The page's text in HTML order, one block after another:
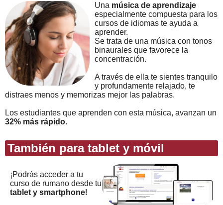
Una música de aprendizaje
especialmente compuesta para los
cursos de idiomas te ayuda a
aprender.
Se trata de una música con tonos
binaurales que favorece la
concentración.
A través de ella te sientes tranquilo
y profundamente relajado, te
distraes menos y memorizas mejor las palabras.
Los estudiantes que aprenden con esta música, avanzan un
32% más rápido.
También para tablet y móvil
¡Podrás acceder a tu
curso de rumano desde tu
tablet y smartphone!